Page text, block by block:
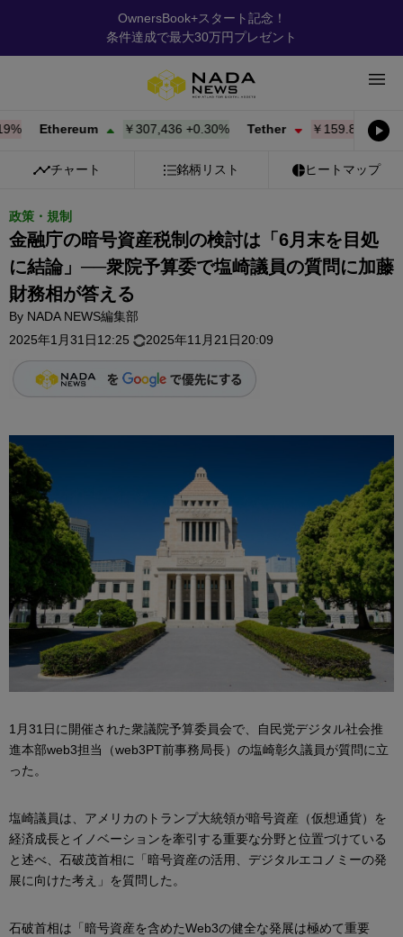
OwnersBook+スタート記念！
条件達成で最大30万円プレゼント
Ethereum ￥307,436 +0.30% Tether ￥159.87-0.01%
チャート 銘柄リスト ヒートマップ
政策・規制
金融庁の暗号資産税制の検討は「6月末を目処
に結論」──衆院予算委で塩崎議員の質問に加藤
財務相が答える
By NADA NEWS編集部
2025年1月31日12:25
2025年11月21日20:09
1月31日に開催された衆議院予算委員会で、自民党デジタル社会推
進本部web3担当（web3PT前事務局長）の塩崎彰久議員が質問に立
った。
塩崎議員は、アメリカのトランプ大統領が暗号資産（仮想通貨）を
経済成長とイノベーションを牽引する重要な分野と位置づけている
と述べ、石破茂首相に「暗号資産の活用、デジタルエコノミーの発
展に向けた考え」を質問した。
石破首相は「暗号資産を含めたWeb3の健全な発展は極めて重要